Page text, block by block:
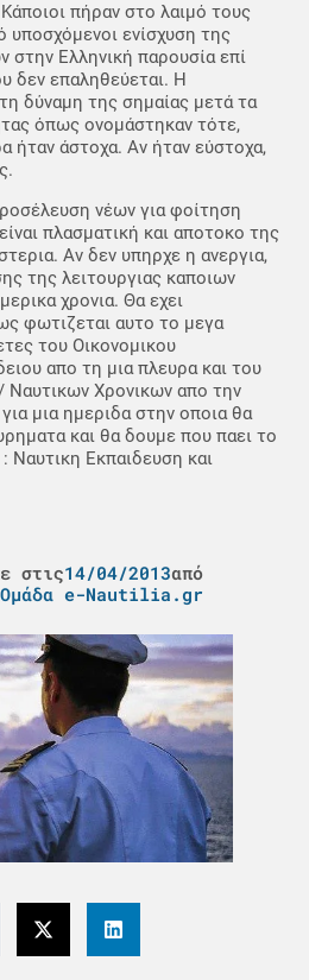
πήραν στο λαιμό τους
ενίσχυση της
Ελληνική παρουσία επί
δεν επαληθεύεται. Η
δύναμη της σημαίας μετά τα
όπως ονομάστηκαν τότε,
ήταν άστοχα. Αν ήταν εύστοχα,
νέων για φοίτηση
πλασματική και αποτοκο της
Αν δεν υπηρχε η ανεργια,
της λειτουργιας καποιων
χρονια. Θα εχει
φωτιζεται αυτο το μεγα
του Οικονομικου
απο τη μια πλευρα και του
Ναυτικων Χρονικων απο την
μια ημεριδα στην οποια θα
και θα δουμε που παει το
Ναυτικη Εκπαιδευση και
στις14/04/2013από
Ομάδα e-Nautilia.gr